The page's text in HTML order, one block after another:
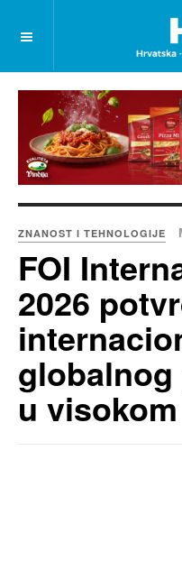
ZNANOST I TEHNOLOGIJE
FOI
2026
globalnog
u